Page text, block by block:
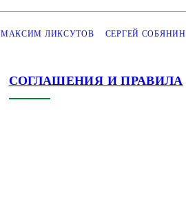
МАКСИМ ЛИКСУТОВ СЕРГЕЙ СОБЯНИН
СОГЛАШЕНИЯ И ПРАВИЛА